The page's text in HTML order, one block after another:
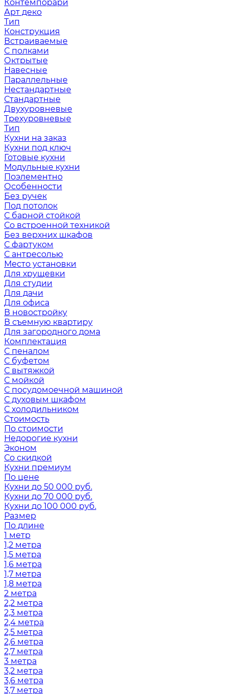
Контемпорари
Арт деко
Тип
Конструкция
Встраиваемые
С полками
Октрытые
Навесные
Параллельные
Нестандартные
Стандартные
Двухуровневые
Трехуровневые
Тип
Кухни на заказ
Кухни под ключ
Готовые кухни
Модульные кухни
Поэлементно
Особенности
Без ручек
Под потолок
С барной стойкой
Со встроенной техникой
Без верхних шкафов
С фартуком
С антресолью
Место установки
Для хрущевки
Для студии
Для дачи
Для офиса
В новостройку
В съемную квартиру
Для загородного дома
Комплектация
С пеналом
С буфетом
С вытяжкой
С мойкой
С посудомоечной машиной
С духовым шкафом
С холодильником
Стоимость
По стоимости
Недорогие кухни
Эконом
Со скидкой
Кухни премиум
По цене
Кухни до 50 000 руб.
Кухни до 70 000 руб.
Кухни до 100 000 руб.
Размер
По длине
1 метр
1,2 метра
1,5 метра
1,6 метра
1,7 метра
1,8 метра
2 метра
2,2 метра
2,3 метра
2,4 метра
2,5 метра
2,6 метра
2,7 метра
3 метра
3,2 метра
3,6 метра
3,7 метра